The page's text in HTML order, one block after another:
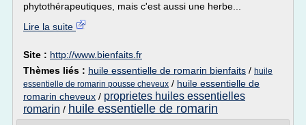
phytothérapeutiques, mais c'est aussi une herbe...
Lire la suite
Site : http://www.bienfaits.fr
Thèmes liés : huile essentielle de romarin bienfaits / huile
essentielle de romarin pousse cheveux / huile essentielle de
romarin cheveux / proprietes huiles essentielles
romarin / huile essentielle de romarin